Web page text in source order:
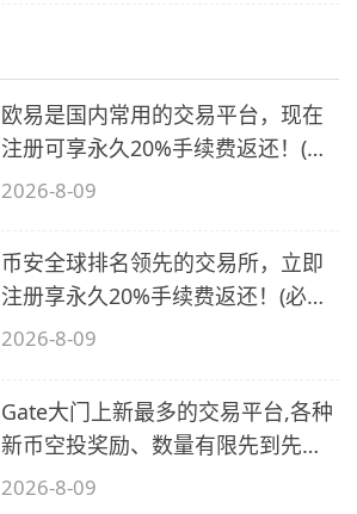
欧易是国内常用的交易平台，现在
注册可享永久20%手续费返还！(必
备1)
2026-8-09
币安全球排名领先的交易所，立即
注册享永久20%手续费返还！(必备
2)
2026-8-09
Gate大门上新最多的交易平台,各种
新币空投奖励、数量有限先到先
得…
2026-8-09